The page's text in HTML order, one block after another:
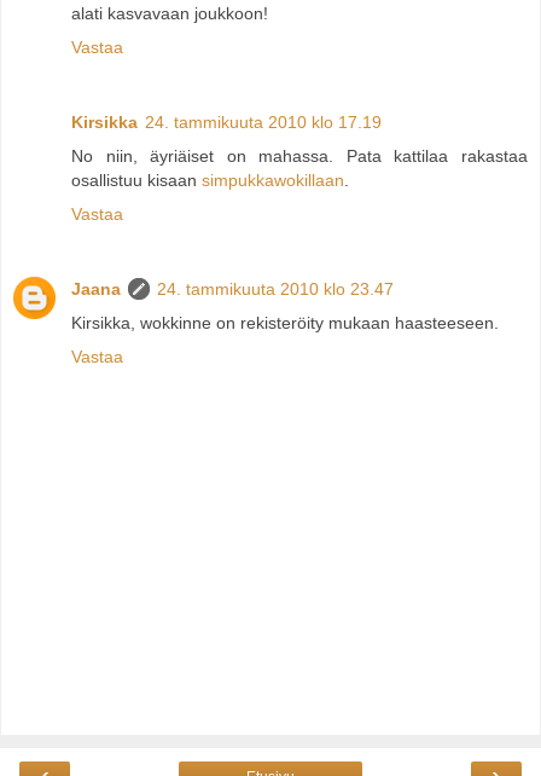
alati kasvavaan joukkoon!
Vastaa
Kirsikka 24. tammikuuta 2010 klo 17.19
No niin, äyriäiset on mahassa. Pata kattilaa rakastaa
osallistuu kisaan simpukkawokillaan.
Vastaa
Jaana
24. tammikuuta 2010 klo 23.47
Kirsikka, wokkinne on rekisteröity mukaan haasteeseen.
Vastaa